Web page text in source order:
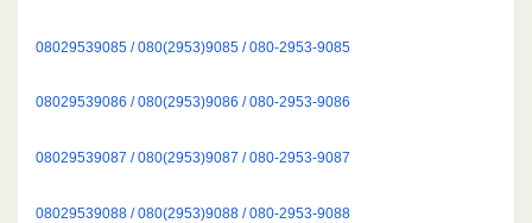
08029539085 / 080(2953)9085 / 080-2953-9085
08029539086 / 080(2953)9086 / 080-2953-9086
08029539087 / 080(2953)9087 / 080-2953-9087
08029539088 / 080(2953)9088 / 080-2953-9088